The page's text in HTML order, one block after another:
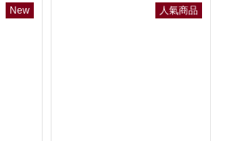
New 人氣商品